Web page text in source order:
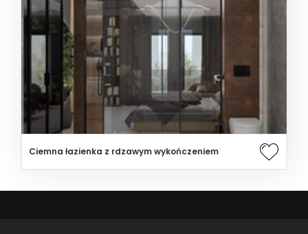
Ciemna łazienka z rdzawym wykończeniem